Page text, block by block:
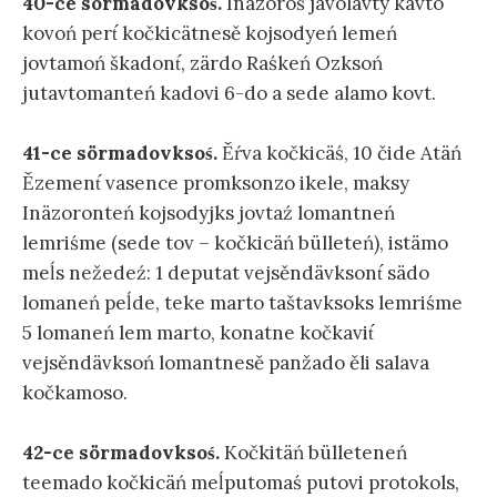
kovoń pert́ kočkicätnesě kojsodyeń lemeń
jovtamoń škadont́, zärdo Raśkeń Ozksoń
jutavtomanteń kadovi 6-do a sede alamo kovt.
41-ce sörmadovksoś. Ěŕva kočkicäś, 10 čide Atäń
Ězement́ vasence promksonzo ikele, maksy
Inäzoronteń kojsodyjks jovtaź lomantneń
lemriśme (sede tov – kočkicäń bülleteń), istämo
meĺs nežedeź: 1 deputat vejsěndävksont́ sädo
lomaneń peĺde, teke marto taštavksoks lemriśme
5 lomaneń lem marto, konatne kočkavit́
vejsěndävksoń lomantnesě panžado ěli salava
kočkamoso.
42-ce sörmadovksoś.Kočkitäń bülleteneń
teemado kočkicäń meĺputomaś putovi protokols,